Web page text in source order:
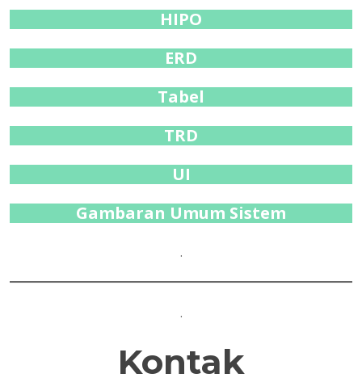
HIPO
ERD
Tabel
TRD
UI
Gambaran Umum Sistem
.
.
Kontak